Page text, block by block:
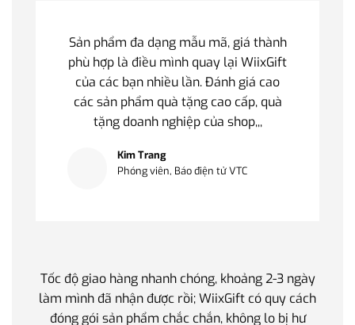
Sản phẩm đa dạng mẫu mã, giá thành
phù hợp là điều mình quay lại WiixGift
của các bạn nhiều lần. Đánh giá cao
các sản phẩm quà tặng cao cấp, quà
tặng doanh nghiệp của shop,,,
Kim Trang
Phóng viên, Báo điện tử VTC
Tốc độ giao hàng nhanh chóng, khoảng 2-3 ngày
làm mình đã nhận được rồi; WiixGift có quy cách
đóng gói sản phẩm chắc chắn, không lo bị hư